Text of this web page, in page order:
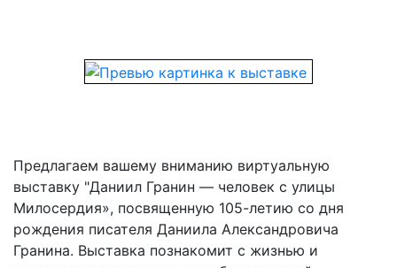
Предлагаем вашему вниманию виртуальную
выставку "Даниил Гранин — человек с улицы
Милосердия», посвященную 105-летию со дня
рождения писателя Даниила Александровича
Гранина. Выставка познакомит с жизнью и